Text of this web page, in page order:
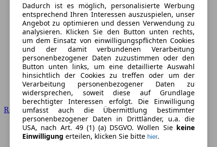
Renault
Dadurch ist es möglich, personalisierte Werbung
entsprechend Ihren Interessen auszuspielen, unser
Angebot zu optimieren und dessen Verwendung zu
analysieren. Klicken Sie den Button unten rechts,
um dem Einsatz von einwilligungspflichten Cookies
und der damit verbundenen Verarbeitung
personenbezogener Daten zuzustimmen oder den
Button unten links, um eine detaillierte Auswahl
hinsichtlich der Cookies zu treffen oder um der
Verarbeitung personenbezogener Daten zu
widersprechen, soweit diese auf Grundlage
berechtigter Interessen erfolgt. Die Einwilligung
umfasst auch die Übermittlung bestimmter
personenbezogener Daten in Drittländer, u.a. die
USA, nach Art. 49 (1) (a) DSGVO. Wollen Sie keine
Einwilligung erteilen, klicken Sie bitte hier.